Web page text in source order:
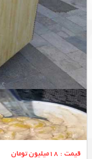
قیمت : 18میلیون تومان